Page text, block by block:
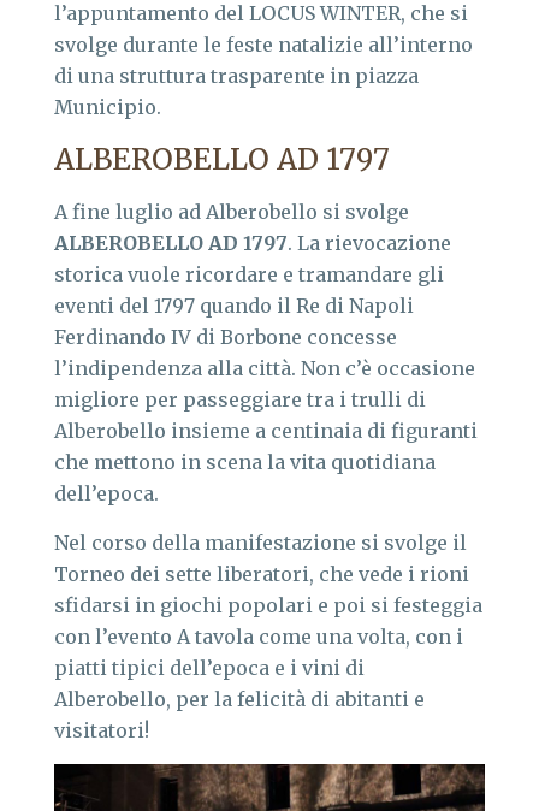
l’appuntamento del LOCUS WINTER, che si
svolge durante le feste natalizie all’interno
di una struttura trasparente in piazza
Municipio.
ALBEROBELLO AD 1797
A fine luglio ad Alberobello si svolge
ALBEROBELLO AD 1797. La rievocazione
storica vuole ricordare e tramandare gli
eventi del 1797 quando il Re di Napoli
Ferdinando IV di Borbone concesse
l’indipendenza alla città. Non c’è occasione
migliore per passeggiare tra i trulli di
Alberobello insieme a centinaia di figuranti
che mettono in scena la vita quotidiana
dell’epoca.
Nel corso della manifestazione si svolge il
Torneo dei sette liberatori, che vede i rioni
sfidarsi in giochi popolari e poi si festeggia
con l’evento A tavola come una volta, con i
piatti tipici dell’epoca e i vini di
Alberobello, per la felicità di abitanti e
visitatori!